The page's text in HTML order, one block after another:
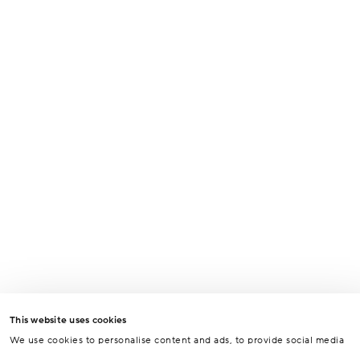
This website uses cookies
We use cookies to personalise content and ads, to provide social media